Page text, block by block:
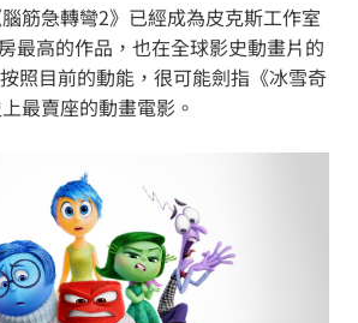
筋急轉彎2》已經成為皮克斯工作室
房最高的作品，也在全球影史動畫片的
照目前的動能，很可能劍指《冰雪奇
最賣座的動畫電影。